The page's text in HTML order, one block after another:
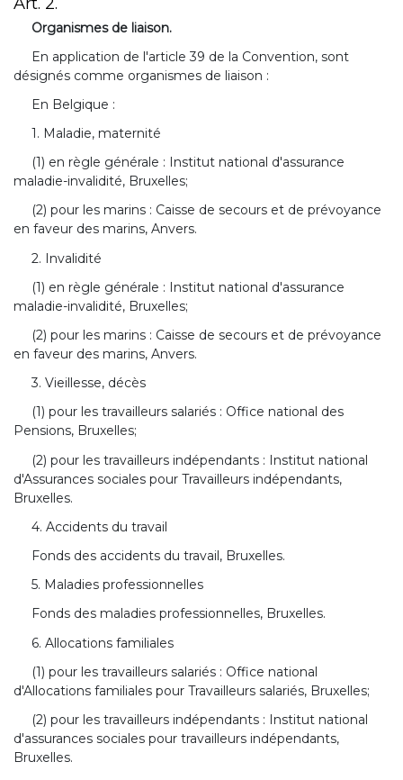
Organismes de liaison.
En application de l'article 39 de la Convention, sont
désignés comme organismes de liaison :
En Belgique :
1. Maladie, maternité
(1) en règle générale : Institut national d'assurance
maladie-invalidité, Bruxelles;
(2) pour les marins : Caisse de secours et de prévoyance
en faveur des marins, Anvers.
2. Invalidité
(1) en règle générale : Institut national d'assurance
maladie-invalidité, Bruxelles;
(2) pour les marins : Caisse de secours et de prévoyance
en faveur des marins, Anvers.
3. Vieillesse, décès
(1) pour les travailleurs salariés : Office national des
Pensions, Bruxelles;
(2) pour les travailleurs indépendants : Institut national
d'Assurances sociales pour Travailleurs indépendants,
Bruxelles.
4. Accidents du travail
Fonds des accidents du travail, Bruxelles.
5. Maladies professionnelles
Fonds des maladies professionnelles, Bruxelles.
6. Allocations familiales
(1) pour les travailleurs salariés : Office national
d'Allocations familiales pour Travailleurs salariés, Bruxelles;
(2) pour les travailleurs indépendants : Institut national
d'assurances sociales pour travailleurs indépendants,
Bruxelles.